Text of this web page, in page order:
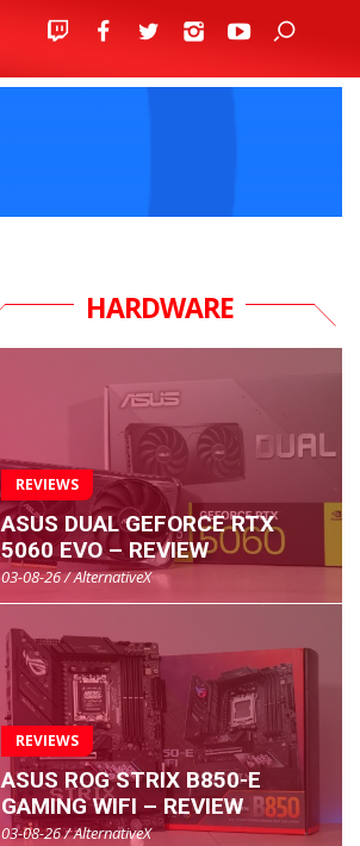
HARDWARE
REVIEWS
ASUS DUAL GEFORCE RTX
5060 EVO – REVIEW
03-08-26 / AlternativeX
REVIEWS
ASUS ROG STRIX B850-E
GAMING WIFI – REVIEW
03-08-26 / AlternativeX